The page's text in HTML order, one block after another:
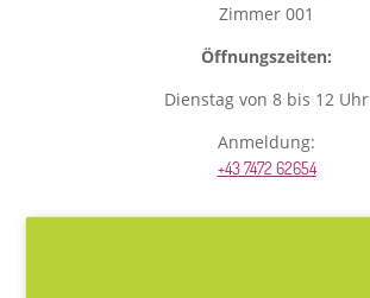
Zimmer 001
Öffnungszeiten:
Dienstag von 8 bis 12 Uhr
Anmeldung:
+43 7472 62654